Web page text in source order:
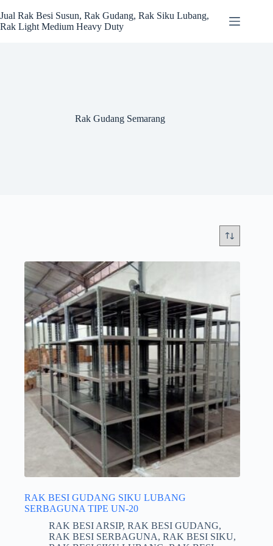
to
content
Jual Rak Besi Susun, Rak Gudang, Rak Siku Lubang,
Rak Light Medium Heavy Duty
Rak Gudang Semarang
RAK BESI GUDANG SIKU LUBANG
SERBAGUNA TIPE UN-20
RAK BESI ARSIP, RAK BESI GUDANG,
RAK BESI SERBAGUNA, RAK BESI SIKU,